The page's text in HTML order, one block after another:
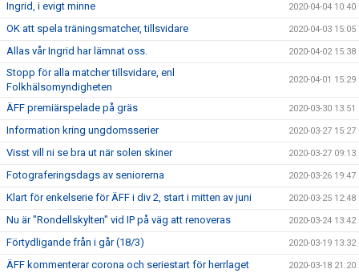
Ingrid, i evigt minne 2020-04-04 10:40
OK att spela träningsmatcher, tillsvidare 2020-04-03 15:05
Allas vår Ingrid har lämnat oss. 2020-04-02 15:38
Stopp för alla matcher tillsvidare, enl
Folkhälsomyndigheten
2020-04-01 15:29
ÄFF premiärspelade på gräs 2020-03-30 13:51
Information kring ungdomsserier 2020-03-27 15:27
Visst vill ni se bra ut när solen skiner 2020-03-27 09:13
Fotograferingsdags av seniorerna 2020-03-26 19:47
Klart för enkelserie för ÄFF i div 2, start i mitten av juni 2020-03-25 12:48
Nu är "Rondellskylten" vid IP på väg att renoveras 2020-03-24 13:42
Förtydligande från i går (18/3) 2020-03-19 13:32
ÄFF kommenterar corona och seriestart för herrlaget 2020-03-18 21:20